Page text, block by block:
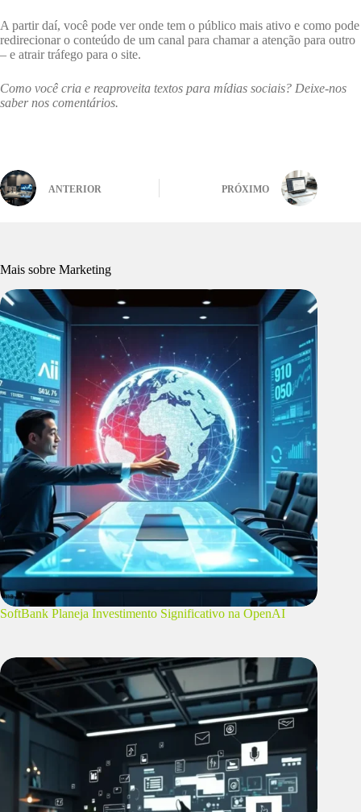
A partir daí, você pode ver onde tem o público mais ativo e como pode
redirecionar o conteúdo de um canal para chamar a atenção para outro
– e atrair tráfego para o site.
Como você cria e reaproveita textos para mídias sociais? Deixe-nos
saber nos comentários.
ANTERIOR PRÓXIMO
Mais sobre Marketing
SoftBank Planeja Investimento Significativo na OpenAI